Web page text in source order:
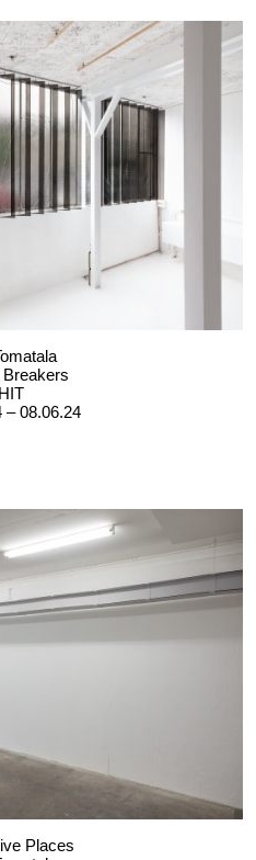
Breakers
HIT
– 08.06.24
Places